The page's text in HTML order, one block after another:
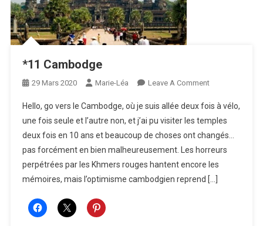
*11 Cambodge
29 Mars 2020 Marie-Léa Leave A CommentOn
Cambodge
Hello, go vers le Cambodge, où je suis allée deux fois à vélo,
une fois seule et l’autre non, et j’ai pu visiter les temples
deux fois en 10 ans et beaucoup de choses ont changés…
pas forcément en bien malheureusement. Les horreurs
perpétrées par les Khmers rouges hantent encore les
mémoires, mais l’optimisme cambodgien reprend […]